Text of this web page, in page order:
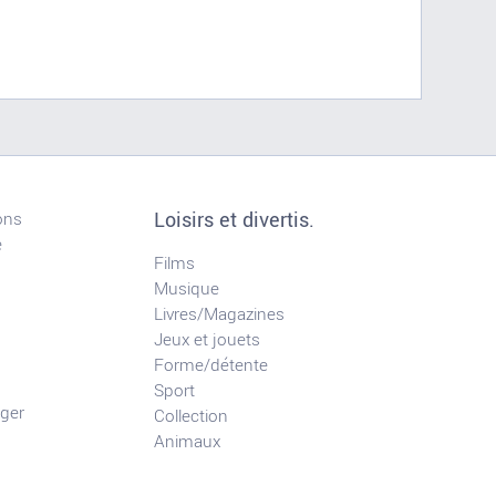
Loisirs et divertis.
Films
Musique
Livres/Magazines
Jeux et jouets
Forme/détente
Sport
Collection
Animaux